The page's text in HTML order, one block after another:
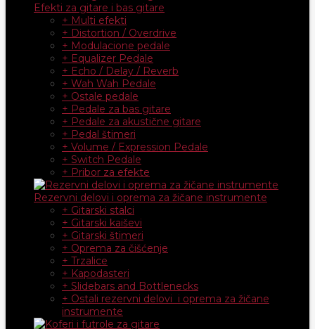
Efekti za gitare i bas gitare
+ Multi efekti
+ Distortion / Overdrive
+ Modulacione pedale
+ Equalizer Pedale
+ Echo / Delay / Reverb
+ Wah Wah Pedale
+ Ostale pedale
+ Pedale za bas gitare
+ Pedale za akustične gitare
+ Pedal štimeri
+ Volume / Expression Pedale
+ Switch Pedale
+ Pribor za efekte
Rezervni delovi i oprema za žičane instrumente
+ Gitarski stalci
+ Gitarski kaiševi
+ Gitarski štimeri
+ Oprema za čišćenje
+ Trzalice
+ Kapodasteri
+ Slidebars and Bottlenecks
+ Ostali rezervni delovi i oprema za žičane
instrumente